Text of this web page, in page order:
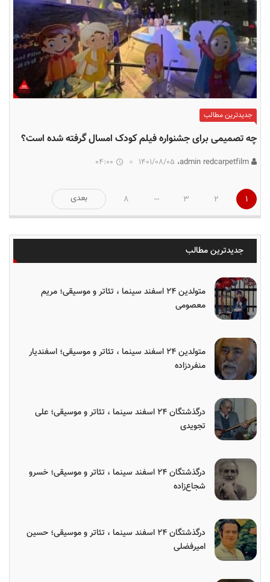
جدیدترین مطالب
چه تصمیمی برای جشنواره فیلم کودک امسال گرفته شده است؟
۱۴۰۱/۰۸/۰۵ 04:00
صفحه‌بندی
نوشته‌ها
1
2
3
…
8 بعدی
جدیدترین مطالب
متولدین ۲۴ اسفند سینما ، تئاتر و موسیقی؛ مریم
معصومی
متولدین ۲۴ اسفند سینما ، تئاتر و موسیقی؛ اسفندیار
منفردزاده
درگذشتگان ۲۴ اسفند سینما ، تئاتر و موسیقی؛ علی
تجویدی
درگذشتگان ۲۴ اسفند سینما ، تئاتر و موسیقی؛ خسرو
شجاع‌زاده
درگذشتگان ۲۴ اسفند سینما ، تئاتر و موسیقی؛ حسین
امیرفضلی